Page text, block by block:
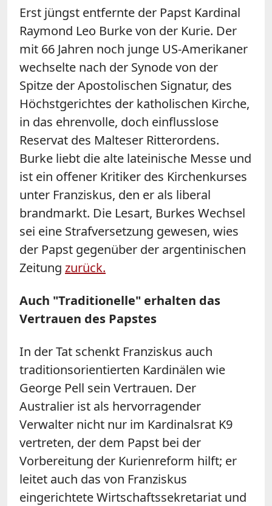
Erst jüngst entfernte der Papst Kardinal
Raymond Leo Burke von der Kurie. Der
mit 66 Jahren noch junge US-Amerikaner
wechselte nach der Synode von der
Spitze der Apostolischen Signatur, des
Höchstgerichtes der katholischen Kirche,
in das ehrenvolle, doch einflusslose
Reservat des Malteser Ritterordens.
Burke liebt die alte lateinische Messe und
ist ein offener Kritiker des Kirchenkurses
unter Franziskus, den er als liberal
brandmarkt. Die Lesart, Burkes Wechsel
sei eine Strafversetzung gewesen, wies
der Papst gegenüber der argentinischen
Zeitung zurück.
Auch "Traditionelle" erhalten das
Vertrauen des Papstes
In der Tat schenkt Franziskus auch
traditionsorientierten Kardinälen wie
George Pell sein Vertrauen. Der
Australier ist als hervorragender
Verwalter nicht nur im Kardinalsrat K9
vertreten, der dem Papst bei der
Vorbereitung der Kurienreform hilft; er
leitet auch das von Franziskus
eingerichtete Wirtschaftssekretariat und